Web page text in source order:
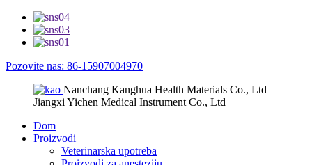
Pozovite nas: 86-15907004970
Nanchang Kanghua Health Materials Co., Ltd
Jiangxi Yichen Medical Instrument Co., Ltd
Dom
Proizvodi
Veterinarska upotreba